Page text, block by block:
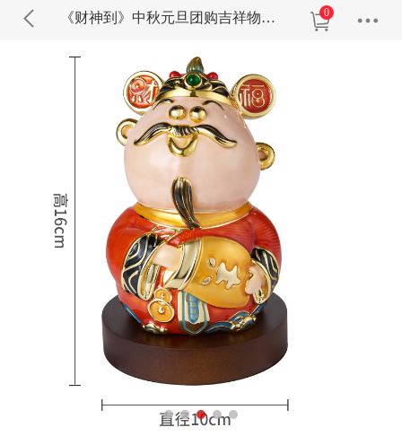
《财神到》中秋元旦团购吉祥物摆件 0